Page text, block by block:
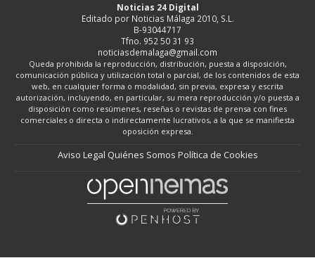
Noticias 24 Digital
Editado por Noticias Málaga 2010, S.L.
B-93044717
Tfno. 952 50 31 93
noticiasdemalaga@gmail.com
Queda prohibida la reproducción, distribución, puesta a disposición,
comunicación pública y utilización total o parcial, de los contenidos de esta
web, en cualquier forma o modalidad, sin previa, expresa y escrita
autorización, incluyendo, en particular, su mera reproducción y/o puesta a
disposición como resúmenes, reseñas o revistas de prensa con fines
comerciales o directa o indirectamente lucrativos, a la que se manifiesta
oposición expresa.
Aviso Legal Quiénes Somos Política de Cookies